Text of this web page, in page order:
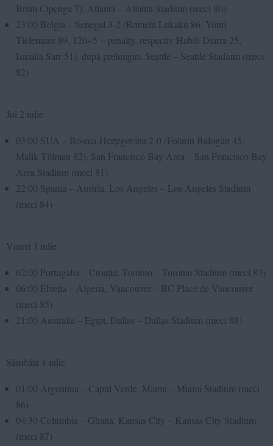
Brian Cipenga 7), Atlanta – Atlanta Stadium (meci 80)
23:00 Belgia – Senegal 3-2 (Romelu Lukaku 86, Youri
Tielemans 89, 120+5 – penalty, respectiv Habib Diarra 25,
Ismaila Sarr 51), după prelungiri, Seattle – Seattle Stadium (meci
82)
Joi 2 iulie
03:00 SUA – Bosnia-Herțegovina 2-0 (Folarin Balogun 45,
Malik Tillman 82), San Francisco Bay Area – San Francisco Bay
Area Stadium (meci 81)
22:00 Spania – Austria, Los Angeles – Los Angeles Stadium
(meci 84)
Vineri 3 iulie
02:00 Portugalia – Croația, Toronto – Toronto Stadium (meci 83)
06:00 Elveția – Algeria, Vancouver – BC Place de Vancouver
(meci 85)
21:00 Australia – Egipt, Dallas – Dallas Stadium (meci 88)
Sâmbătă 4 iulie
01:00 Argentina – Capul Verde, Miami – Miami Stadium (meci
86)
04:30 Columbia – Ghana, Kansas City – Kansas City Stadium
(meci 87)